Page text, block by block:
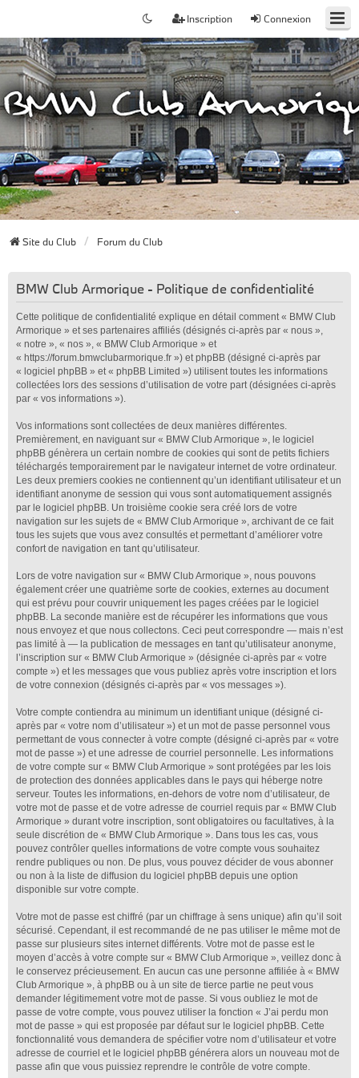
Connexion
Inscription
Site du Club Forum du Club
BMW Club Armorique - Politique de confidentialité
Cette politique de confidentialité explique en détail comment « BMW Club
Armorique » et ses partenaires affiliés (désignés ci-après par « nous »,
« notre », « nos », « BMW Club Armorique » et
« https://forum.bmwclubarmorique.fr ») et phpBB (désigné ci-après par
« logiciel phpBB » et « phpBB Limited ») utilisent toutes les informations
collectées lors des sessions d’utilisation de votre part (désignées ci-après
par « vos informations »).
Vos informations sont collectées de deux manières différentes.
Premièrement, en naviguant sur « BMW Club Armorique », le logiciel
phpBB génèrera un certain nombre de cookies qui sont de petits fichiers
téléchargés temporairement par le navigateur internet de votre ordinateur.
Les deux premiers cookies ne contiennent qu’un identifiant utilisateur et un
identifiant anonyme de session qui vous sont automatiquement assignés
par le logiciel phpBB. Un troisième cookie sera créé lors de votre
navigation sur les sujets de « BMW Club Armorique », archivant de ce fait
tous les sujets que vous avez consultés et permettant d’améliorer votre
confort de navigation en tant qu’utilisateur.
Lors de votre navigation sur « BMW Club Armorique », nous pouvons
également créer une quatrième sorte de cookies, externes au document
qui est prévu pour couvrir uniquement les pages créées par le logiciel
phpBB. La seconde manière est de récupérer les informations que vous
nous envoyez et que nous collectons. Ceci peut correspondre — mais n’est
pas limité à — la publication de messages en tant qu’utilisateur anonyme,
l’inscription sur « BMW Club Armorique » (désignée ci-après par « votre
compte ») et les messages que vous publiez après votre inscription et lors
de votre connexion (désignés ci-après par « vos messages »).
Votre compte contiendra au minimum un identifiant unique (désigné ci-
après par « votre nom d’utilisateur ») et un mot de passe personnel vous
permettant de vous connecter à votre compte (désigné ci-après par « votre
mot de passe ») et une adresse de courriel personnelle. Les informations
de votre compte sur « BMW Club Armorique » sont protégées par les lois
de protection des données applicables dans le pays qui héberge notre
serveur. Toutes les informations, en-dehors de votre nom d’utilisateur, de
votre mot de passe et de votre adresse de courriel requis par « BMW Club
Armorique » durant votre inscription, sont obligatoires ou facultatives, à la
seule discrétion de « BMW Club Armorique ». Dans tous les cas, vous
pouvez contrôler quelles informations de votre compte vous souhaitez
rendre publiques ou non. De plus, vous pouvez décider de vous abonner
ou non à la liste de diffusion du logiciel phpBB depuis une option
disponible sur votre compte.
Votre mot de passe est chiffré (par un chiffrage à sens unique) afin qu’il soit
sécurisé. Cependant, il est recommandé de ne pas utiliser le même mot de
passe sur plusieurs sites internet différents. Votre mot de passe est le
moyen d’accès à votre compte sur « BMW Club Armorique », veillez donc à
le conservez précieusement. En aucun cas une personne affiliée à « BMW
Club Armorique », à phpBB ou à un site de tierce partie ne peut vous
demander légitimement votre mot de passe. Si vous oubliez le mot de
passe de votre compte, vous pouvez utiliser la fonction « J’ai perdu mon
mot de passe » qui est proposée par défaut sur le logiciel phpBB. Cette
fonctionnalité vous demandera de spécifier votre nom d’utilisateur et votre
adresse de courriel et le logiciel phpBB générera alors un nouveau mot de
passe afin que vous puissiez reprendre le contrôle de votre compte.